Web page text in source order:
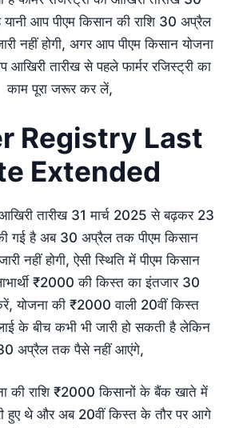
आप पीएम किसान की राशि 30 अप्रैल
नहीं होगी, अगर आप पीएम किसान योजना
आखिरी तारीख से पहले फार्मर रजिस्ट्री का
काम पूरा जरूर कर लें,
Registry Last
Extended
आखिरी तारीख 31 मार्च 2025 से बढ़कर 23
गई है अब 30 अप्रैल तक पीएम किसान
नहीं होगी, ऐसी स्थिति में पीएम किसान
₹2000 की किस्त का इंतजार 30
योजना की ₹2000 वाली 20वीं किस्त
के बीच कभी भी जारी हो सकती है लेकिन
अप्रैल तक पैसे नहीं आएंगे,
की राशि ₹2000 किसानों के बैंक खाते में
हुए थे और अब 20वीं किस्त के तौर पर आगे